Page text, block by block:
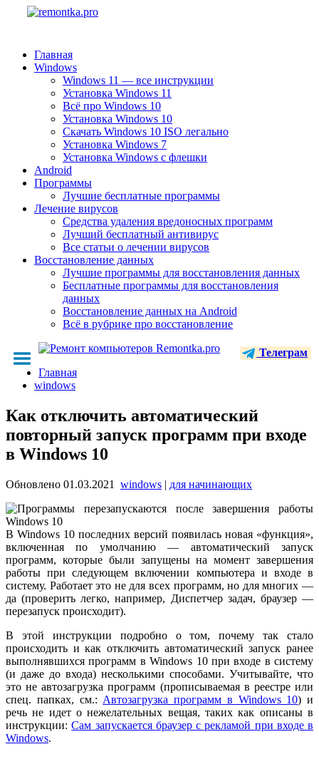
Главная
Windows
Windows 11 — все инструкции
Установка Windows 11
Всё про Windows 10
Установка Windows 10
Скачать Windows 10 ISO легально
Установка Windows 7
Установка Windows с флешки
Android
Программы
Лучшие бесплатные программы
Лечение вирусов
Средства удаления вредоносных программ
Лучший бесплатный антивирус
Все статьи о лечении вирусов
Восстановление данных
Лучшие программы для восстановления данных
Бесплатные программы для восстановления
данных
Восстановление данных на Android
Всё в рубрике про восстановление
Телеграм
Главная
windows
Как отключить автоматический
повторный запуск программ при входе
в Windows 10
Обновлено 01.03.2021 windows | для начинающих
В Windows 10 последних версий появилась новая «функция»,
включенная по умолчанию — автоматический запуск
программ, которые были запущены на момент завершения
работы при следующем включении компьютера и входе в
систему. Работает это не для всех программ, но для многих —
да (проверить легко, например, Диспетчер задач, браузер —
перезапуск происходит).
В этой инструкции подробно о том, почему так стало
происходить и как отключить автоматический запуск ранее
выполнявшихся программ в Windows 10 при входе в систему
(и даже до входа) несколькими способами. Учитывайте, что
это не автозагрузка программ (прописываемая в реестре или
спец. папках, см.: Автозагрузка программ в Windows 10) и
речь не идет о нежелательных вещая, таких как описаны в
инструкции:Сам запускается браузер с рекламой при входе в
Windows.